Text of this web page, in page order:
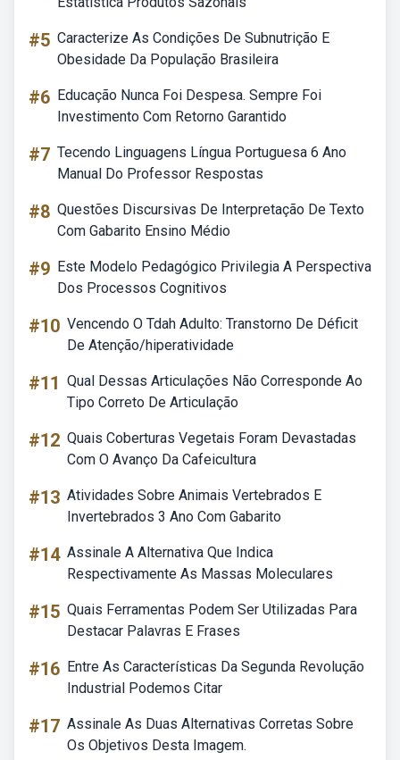
#5 Caracterize As Condições De Subnutrição E
Obesidade Da População Brasileira
#6 Educação Nunca Foi Despesa. Sempre Foi
Investimento Com Retorno Garantido
#7 Tecendo Linguagens Língua Portuguesa 6 Ano
Manual Do Professor Respostas
#8 Questões Discursivas De Interpretação De Texto
Com Gabarito Ensino Médio
#9 Este Modelo Pedagógico Privilegia A Perspectiva
Dos Processos Cognitivos
#10 Vencendo O Tdah Adulto: Transtorno De Déficit
De Atenção/hiperatividade
#11 Qual Dessas Articulações Não Corresponde Ao
Tipo Correto De Articulação
#12 Quais Coberturas Vegetais Foram Devastadas
Com O Avanço Da Cafeicultura
#13 Atividades Sobre Animais Vertebrados E
Invertebrados 3 Ano Com Gabarito
#14 Assinale A Alternativa Que Indica
Respectivamente As Massas Moleculares
#15 Quais Ferramentas Podem Ser Utilizadas Para
Destacar Palavras E Frases
#16 Entre As Características Da Segunda Revolução
Industrial Podemos Citar
#17 Assinale As Duas Alternativas Corretas Sobre
Os Objetivos Desta Imagem.